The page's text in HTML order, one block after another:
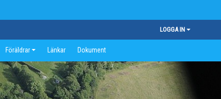
LOGGA IN
Föräldrar Länkar Dokument